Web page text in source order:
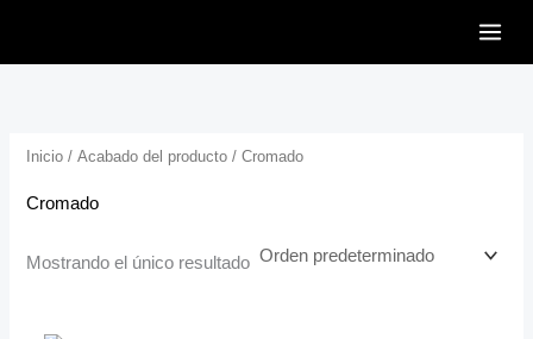
Inicio / Acabado del producto / Cromado
Cromado
Mostrando el único resultado